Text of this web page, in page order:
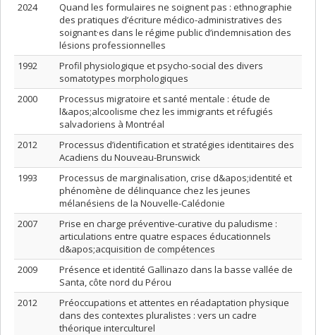
2024
Quand les formulaires ne soignent pas : ethnographie
des pratiques d’écriture médico-administratives des
soignant·es dans le régime public d’indemnisation des
lésions professionnelles
1992
Profil physiologique et psycho-social des divers
somatotypes morphologiques
2000
Processus migratoire et santé mentale : étude de
l&apos;alcoolisme chez les immigrants et réfugiés
salvadoriens à Montréal
2012
Processus d’identification et stratégies identitaires des
Acadiens du Nouveau-Brunswick
1993
Processus de marginalisation, crise d&apos;identité et
phénomène de délinquance chez les jeunes
mélanésiens de la Nouvelle-Calédonie
2007
Prise en charge préventive-curative du paludisme :
articulations entre quatre espaces éducationnels
d&apos;acquisition de compétences
2009
Présence et identité Gallinazo dans la basse vallée de
Santa, côte nord du Pérou
2012
Préoccupations et attentes en réadaptation physique
dans des contextes pluralistes : vers un cadre
théorique interculturel